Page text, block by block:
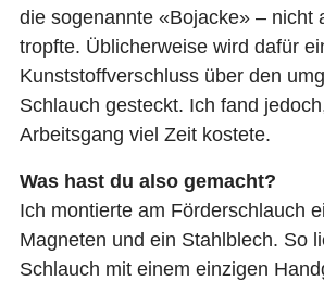
die sogenannte «Bojacke» – nicht
tropfte. Üblicherweise wird dafür
Kunststoffverschluss über den
Schlauch gesteckt. Ich fand
Arbeitsgang viel Zeit kostete.
Was hast du also gemacht?
Ich montierte am Förderschlauch
Magneten und ein Stahlblech. So
Schlauch mit einem einzigen